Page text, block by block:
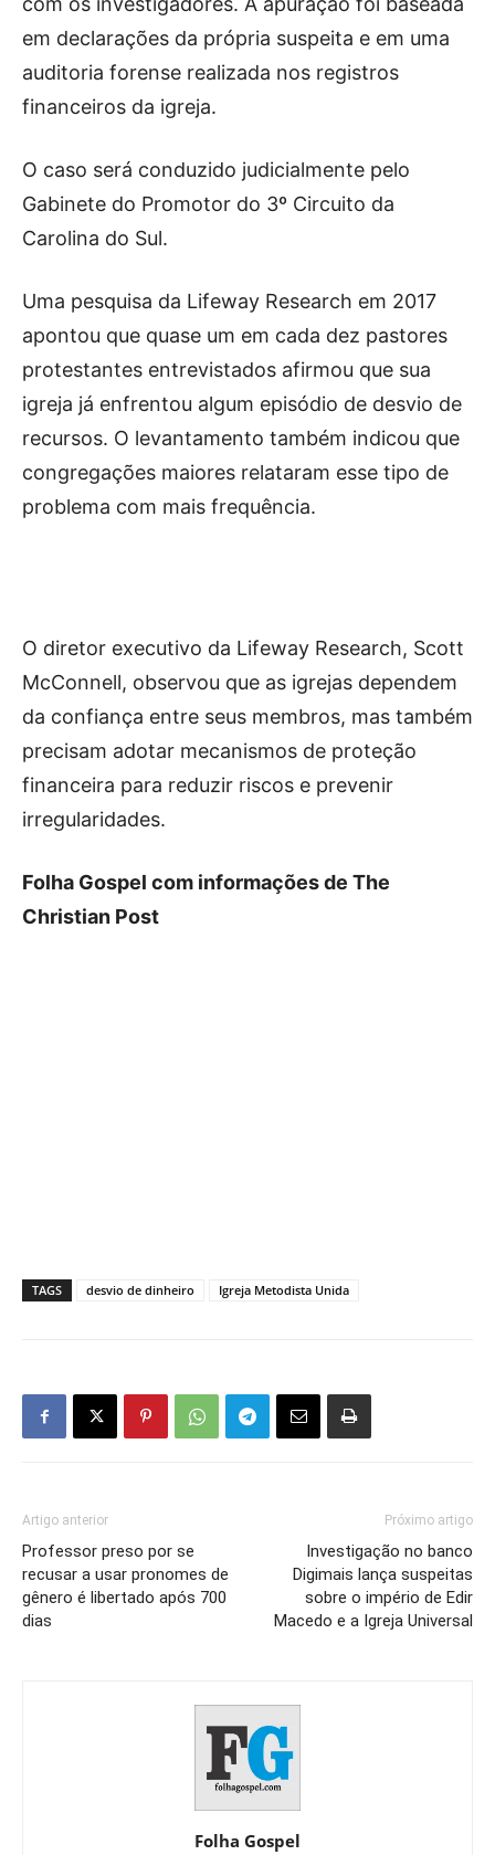
em declarações da própria suspeita e em uma
auditoria forense realizada nos registros
financeiros da igreja.
O caso será conduzido judicialmente pelo
Gabinete do Promotor do 3º Circuito da
Carolina do Sul.
Uma pesquisa da Lifeway Research em 2017
apontou que quase um em cada dez pastores
protestantes entrevistados afirmou que sua
igreja já enfrentou algum episódio de desvio de
recursos. O levantamento também indicou que
congregações maiores relataram esse tipo de
problema com mais frequência.
O diretor executivo da Lifeway Research, Scott
McConnell, observou que as igrejas dependem
da confiança entre seus membros, mas também
precisam adotar mecanismos de proteção
financeira para reduzir riscos e prevenir
irregularidades.
Folha Gospel com informações de The
Christian Post
TAGS desvio de dinheiro Igreja Metodista Unida
Artigo anterior
Professor preso por se
recusar a usar pronomes de
gênero é libertado após 700
dias
Próximo artigo
Investigação no banco
Digimais lança suspeitas
sobre o império de Edir
Macedo e a Igreja Universal
Folha Gospel